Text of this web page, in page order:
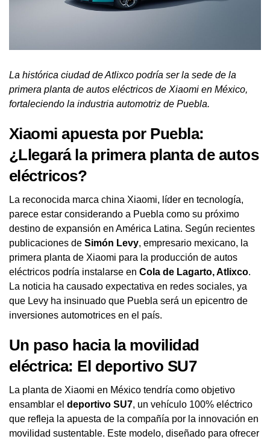
La histórica ciudad de Atlixco podría ser la sede de la
primera planta de autos eléctricos de Xiaomi en México,
fortaleciendo la industria automotriz de Puebla.
Xiaomi apuesta por Puebla:
¿Llegará la primera planta de autos
eléctricos?
La reconocida marca china Xiaomi, líder en tecnología,
parece estar considerando a Puebla como su próximo
destino de expansión en América Latina. Según recientes
publicaciones de Simón Levy, empresario mexicano, la
primera planta de Xiaomi para la producción de autos
eléctricos podría instalarse en Cola de Lagarto, Atlixco.
La noticia ha causado expectativa en redes sociales, ya
que Levy ha insinuado que Puebla será un epicentro de
inversiones automotrices en el país.
Un paso hacia la movilidad
eléctrica: El deportivo SU7
La planta de Xiaomi en México tendría como objetivo
ensamblar el deportivo SU7, un vehículo 100% eléctrico
que refleja la apuesta de la compañía por la innovación en
movilidad sustentable. Este modelo, diseñado para ofrecer